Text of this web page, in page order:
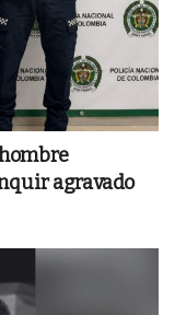
agravado